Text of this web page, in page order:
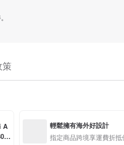
A
輕鬆擁有海外好設計
指定商品跨境享運費折抵